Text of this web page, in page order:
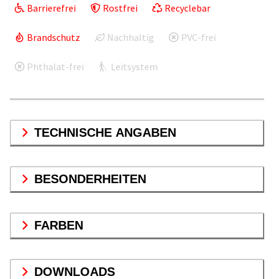
Barrierefrei Rostfrei Recyclebar
Brandschutz Nachhaltig PVC-frei
Phthalat-frei Leitsystem
TECHNISCHE ANGABEN
BESONDERHEITEN
FARBEN
DOWNLOADS